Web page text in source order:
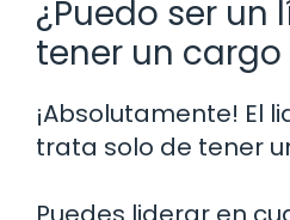
¿Puedo ser un
tener un
¡Absolutamente! El
trata solo de tener